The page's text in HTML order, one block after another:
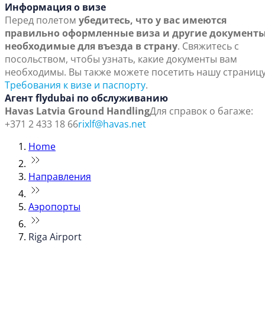
Информация о визе
Перед полетом убедитесь, что у вас имеются
правильно оформленные виза и другие
необходимые для въезда в страну. Свяжитесь с
посольством, чтобы узнать, какие документы вам
необходимы. Вы также можете посетить нашу
Требования к визе и паспорту.
Агент flydubai по обслуживанию
Havas Latvia Ground HandlingДля справок о багаже:
+371 2 433 18 66rixlf@havas.net
Home
Направления
Аэропорты
Riga Airport